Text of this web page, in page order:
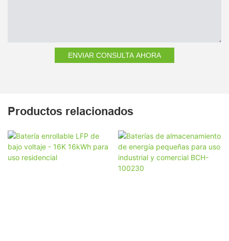
ENVIAR CONSULTA AHORA
Productos relacionados